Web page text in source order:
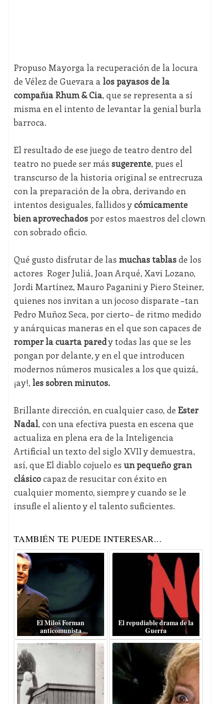
Propuso Mayorga la recuperación de la locura
de Vélez de Guevara a los payasos de la
compañía Rhum & Cia, que se representa a sí
misma en el intento de levantar la genial burla
barroca.
El resultado de ese juego de teatro dentro del
teatro no puede ser más sugerente, pues el
transcurso de la historia original se entrecruza
con la preparación de la obra, derivando en
intentos desiguales, fallidos y cómicamente
bien aprovechadospor estos maestros del clown
con sobrado oficio.
Qué gusto disfrutar de las muchas tablasde los
actores Roger Juliá, Joan Arqué, Xavi Lozano,
Jordi Martínez, Mauro Paganini y Piero Steiner,
quienes nos invitan a un jocoso disparate –tan
Pedro Muñoz Seca, por cierto– de ritmo medido
y anárquicas maneras en el que son capaces de
romper la cuarta paredy todas las que se les
pongan por delante, y en el que introducen
modernos números musicales a los que quizá,
¡ay!, les sobren minutos.
Brillante dirección, en cualquier caso, de Ester
Nadal, con una efectiva puesta en escena que
actualiza en plena era de la Inteligencia
Artificial un texto del siglo XVII y demuestra,
así, que El diablo cojuelo es un pequeño gran
clásicocapaz de resucitar con éxito en
cualquier momento, siempre y cuando se le
insufle el aliento y el talento suficientes.
TAMBIÉN TE PUEDE INTERESAR...
El Miloš Forman
anticomunista
El repudiable drama de la
Guerra